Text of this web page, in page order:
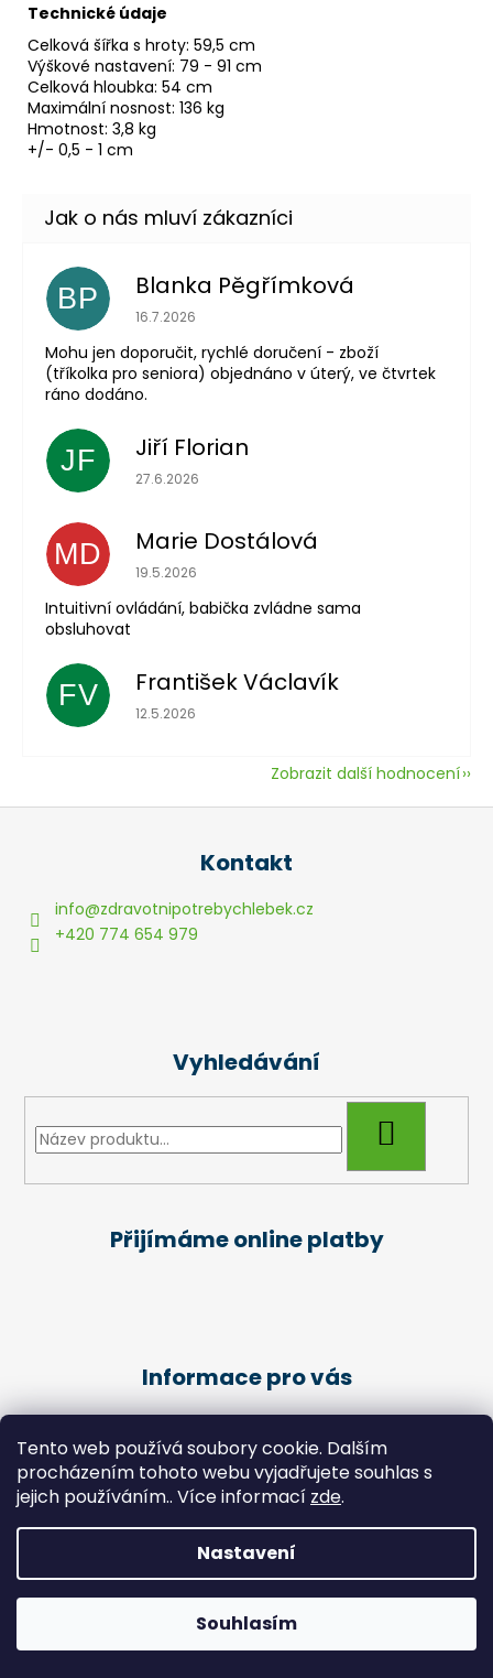
Tento web používá soubory cookie. Dalším
procházením tohoto webu vyjadřujete souhlas s
jejich používáním.. Více informací zde.
Nastavení
Souhlasím
Technické údaje
Celková šířka s hroty: 59,5 cm
Výškové nastavení: 79 - 91 cm
Celková hloubka: 54 cm
Maximální nosnost: 136 kg
Hmotnost: 3,8 kg
+/- 0,5 - 1 cm
BP Blanka Pěgřímková
Hodnocení obchodu je 5 z 5 hvězdiček.
16.7.2026
Mohu jen doporučit, rychlé doručení - zboží
(tříkolka pro seniora) objednáno v úterý, ve čtvrtek
ráno dodáno.
JF Jiří Florian
Hodnocení obchodu je 5 z 5 hvězdiček.
27.6.2026
MD Marie Dostálová
Hodnocení obchodu je 5 z 5 hvězdiček.
19.5.2026
Intuitivní ovládání, babička zvládne sama
obsluhovat
FV František Václavík
Hodnocení obchodu je 5 z 5 hvězdiček.
12.5.2026
Zobrazit další hodnocení
Z
Kontakt
info@zdravotnipotrebychlebek.cz
+420 774 654 979
Vyhledávání
Přijímáme online platby
Informace pro vás
Podmínky ochrany osobních údajů
Kariéra
Péče o klienty - Pedikúra
Copyright 2026Zdravotní potřeby Chlebek. Všechna
práva vyhrazena.